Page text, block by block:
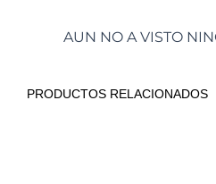
AUN NO A VISTO
PRODUCTOS RELACIONADOS